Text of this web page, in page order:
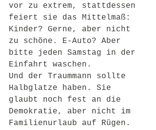
vor zu extrem, stattdessen
feiert sie das Mittelmaß:
Kinder? Gerne, aber nicht
zu schöne. E-Auto? Aber
bitte jeden Samstag in der
Einfahrt waschen.
Und der Traummann sollte
Halbglatze haben. Sie
glaubt noch fest an die
Demokratie, aber nicht im
Familienurlaub auf Rügen.